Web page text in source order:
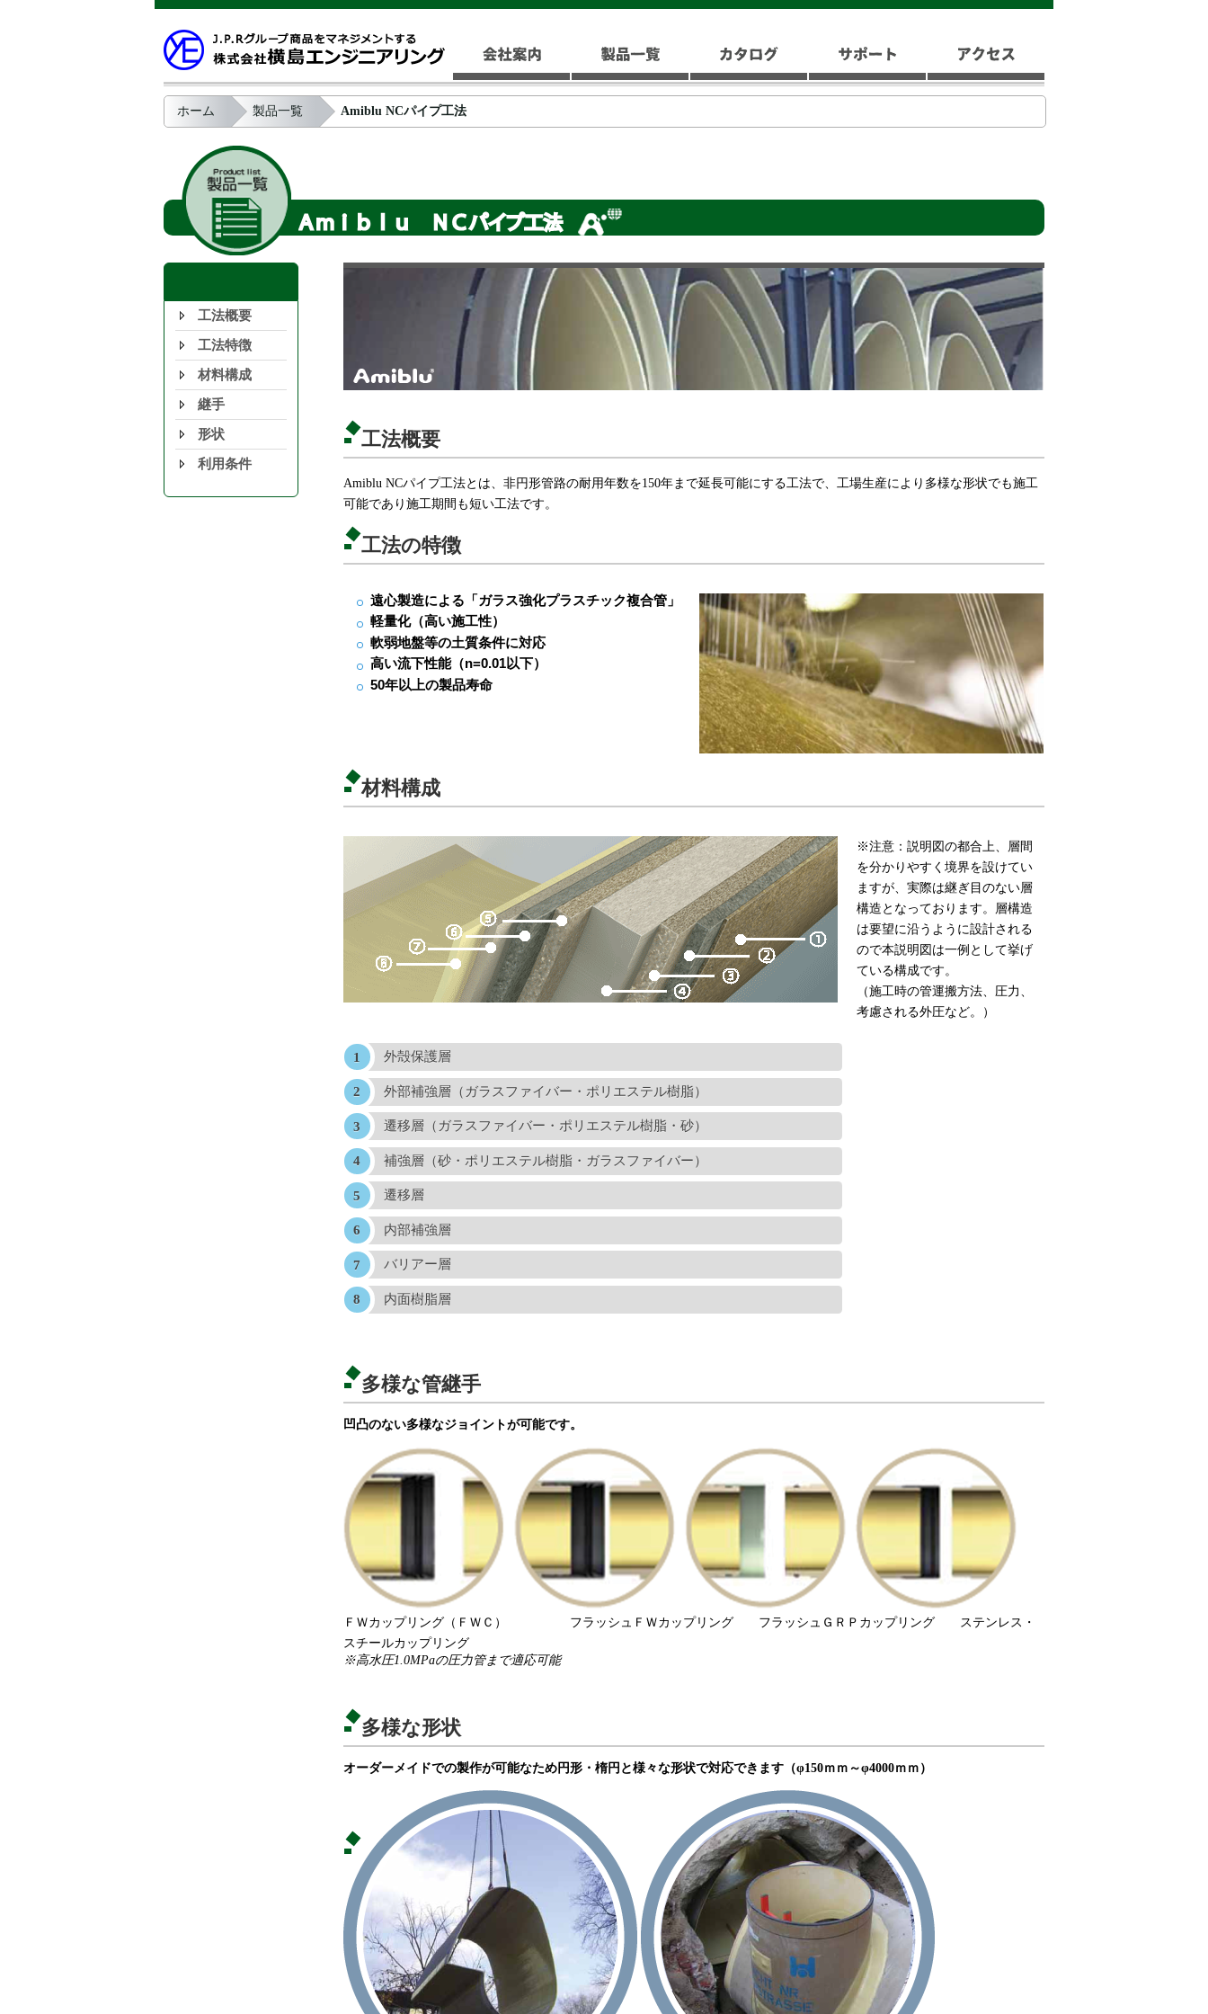
ホーム 製品一覧 Amiblu NCパイプ工法
工法概要
工法特徴
材料構成
継手
形状
利用条件
工法概要
Amiblu NCパイプ工法とは、非円形管路の耐用年数を150年まで延長可能にする工法で、工場生産により多様な形状でも施工
可能であり施工期間も短い工法です。
工法の特徴
遠心製造による「ガラス強化プラスチック複合管」
軽量化（高い施工性）
軟弱地盤等の土質条件に対応
高い流下性能（n=0.01以下）
50年以上の製品寿命
材料構成
※注意：説明図の都合上、層間
を分かりやすく境界を設けてい
ますが、実際は継ぎ目のない層
構造となっております。層構造
は要望に沿うように設計される
ので本説明図は一例として挙げ
ている構成です。
（施工時の管運搬方法、圧力、
考慮される外圧など。）
外殻保護層
外部補強層（ガラスファイバー・ポリエステル樹脂）
遷移層（ガラスファイバー・ポリエステル樹脂・砂）
補強層（砂・ポリエステル樹脂・ガラスファイバー）
遷移層
内部補強層
バリアー層
内面樹脂層
多様な管継手
凹凸のない多様なジョイントが可能です。
ＦＷカップリング（ＦＷＣ） フラッシュＦＷカップリング フラッシュＧＲＰカップリング ステンレス・
スチールカップリング
※高水圧1.0MPaの圧力管まで適応可能
多様な形状
オーダーメイドでの製作が可能なため円形・楕円と様々な形状で対応できます（φ150ｍｍ～φ4000ｍｍ）